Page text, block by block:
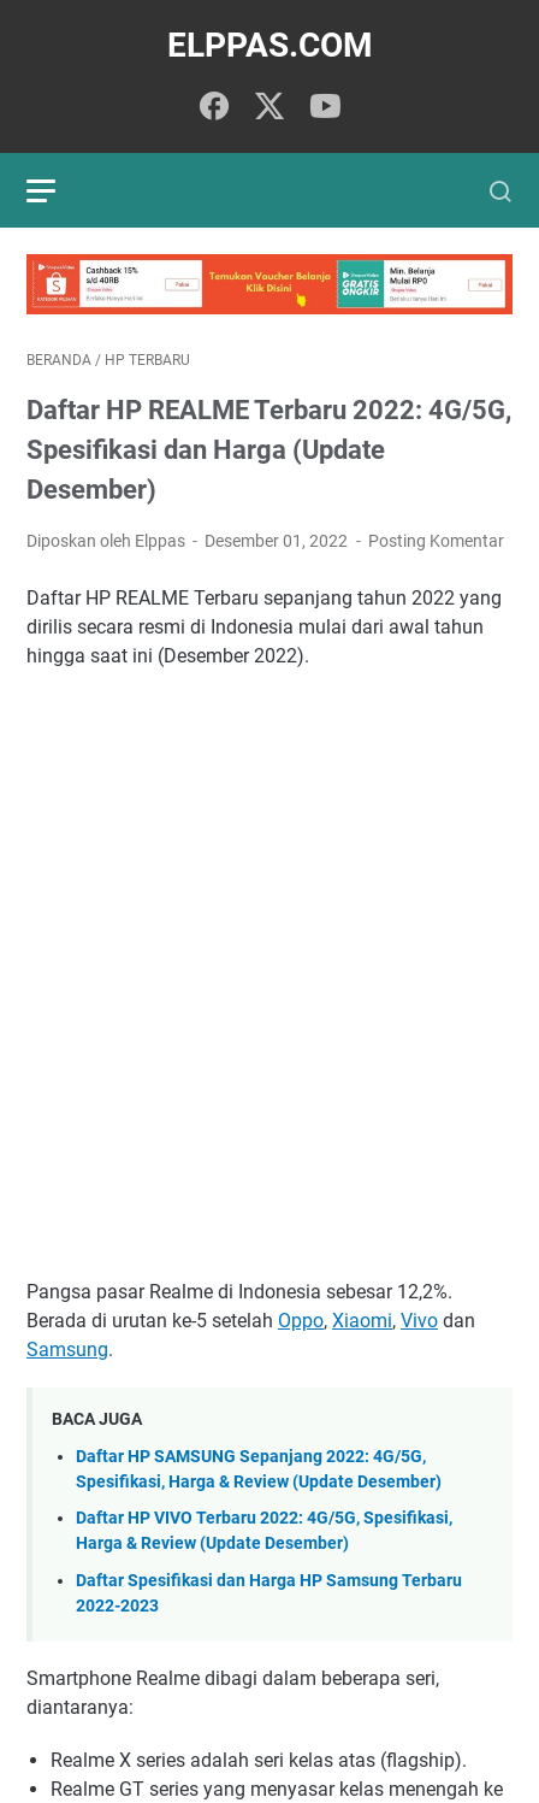
ELPPAS.COM
BERANDA / HP TERBARU
Daftar HP REALME Terbaru 2022: 4G/5G,
Spesifikasi dan Harga (Update
Desember)
Diposkan oleh Elppas Desember 01, 2022 Posting Komentar
Daftar HP REALME Terbaru sepanjang tahun 2022 yang
dirilis secara resmi di Indonesia mulai dari awal tahun
hingga saat ini (Desember 2022).
Pangsa pasar Realme di Indonesia sebesar 12,2%.
Berada di urutan ke-5 setelah Oppo, Xiaomi, Vivo dan
Samsung.
BACA JUGA
Daftar HP SAMSUNG Sepanjang 2022: 4G/5G,
Spesifikasi, Harga & Review (Update Desember)
Daftar HP VIVO Terbaru 2022: 4G/5G, Spesifikasi,
Harga & Review (Update Desember)
Daftar Spesifikasi dan Harga HP Samsung Terbaru
2022-2023
Smartphone Realme dibagi dalam beberapa seri,
diantaranya:
Realme X series adalah seri kelas atas (flagship).
Realme GT series yang menyasar kelas menengah ke